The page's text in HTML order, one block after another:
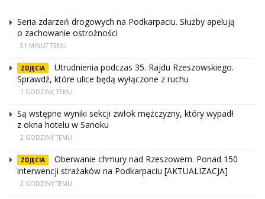
Seria zdarzeń drogowych na Podkarpaciu. Służby apelują
o zachowanie ostrożności
51 MINUT TEMU
ZDJĘCIA
Utrudnienia podczas 35. Rajdu Rzeszowskiego.
Sprawdź, które ulice będą wyłączone z ruchu
1 GODZINĘ TEMU
Są wstępne wyniki sekcji zwłok mężczyzny, który wypadł
z okna hotelu w Sanoku
2 GODZINY TEMU
ZDJĘCIA
Oberwanie chmury nad Rzeszowem. Ponad 150
interwencji strażaków na Podkarpaciu [AKTUALIZACJA]
2 GODZINY TEMU